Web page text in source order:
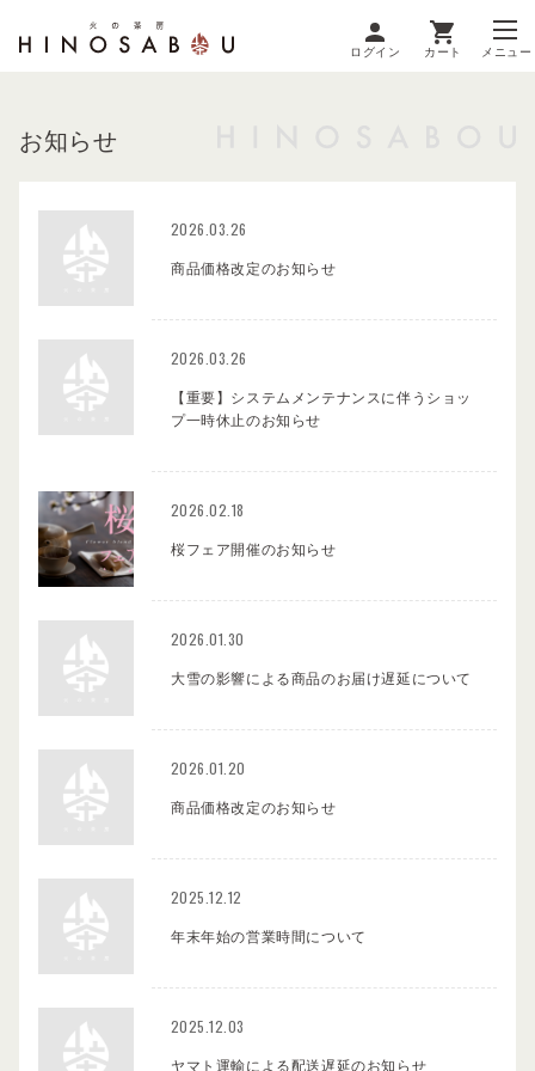
ログイン カート メニュー
お知らせ
2026.03.26
商品価格改定のお知らせ
2026.03.26
【重要】システムメンテナンスに伴うショッ
プ一時休止のお知らせ
2026.02.18
桜フェア開催のお知らせ
2026.01.30
大雪の影響による商品のお届け遅延について
2026.01.20
商品価格改定のお知らせ
2025.12.12
年末年始の営業時間について
2025.12.03
ヤマト運輸による配送遅延のお知らせ